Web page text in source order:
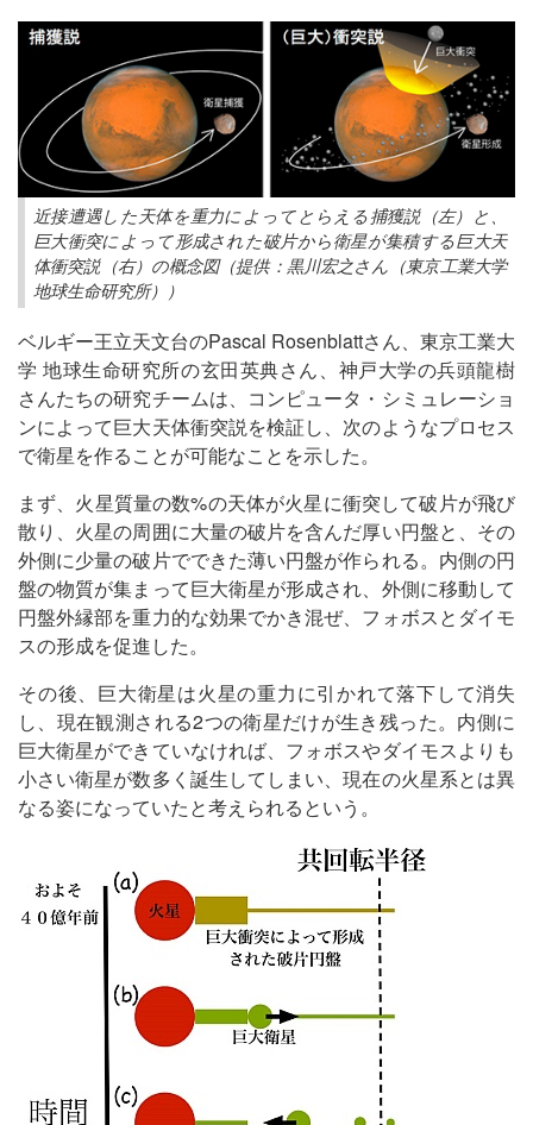
近接遭遇した天体を重力によってとらえる捕獲説（左）と、
巨大衝突によって形成された破片から衛星が集積する巨大天
体衝突説（右）の概念図（提供：黒川宏之さん（東京工業大学
地球生命研究所））
ベルギー王立天文台のPascal Rosenblattさん、東京工業大
学 地球生命研究所の玄田英典さん、神戸大学の兵頭龍樹
さんたちの研究チームは、コンピュータ・シミュレーショ
ンによって巨大天体衝突説を検証し、次のようなプロセス
で衛星を作ることが可能なことを示した。
まず、火星質量の数%の天体が火星に衝突して破片が飛び
散り、火星の周囲に大量の破片を含んだ厚い円盤と、その
外側に少量の破片でできた薄い円盤が作られる。内側の円
盤の物質が集まって巨大衛星が形成され、外側に移動して
円盤外縁部を重力的な効果でかき混ぜ、フォボスとダイモ
スの形成を促進した。
その後、巨大衛星は火星の重力に引かれて落下して消失
し、現在観測される2つの衛星だけが生き残った。内側に
巨大衛星ができていなければ、フォボスやダイモスよりも
小さい衛星が数多く誕生してしまい、現在の火星系とは異
なる姿になっていたと考えられるという。